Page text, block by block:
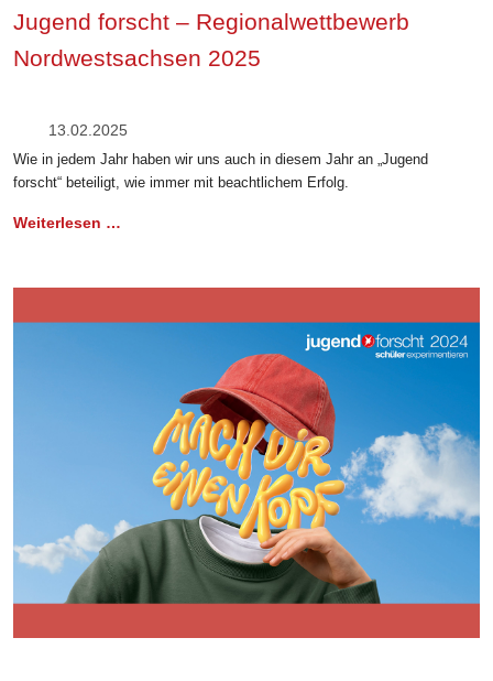
Jugend forscht – Regionalwettbewerb
Nordwestsachsen 2025
13.02.2025
Wie in jedem Jahr haben wir uns auch in diesem Jahr an „Jugend
forscht“ beteiligt, wie immer mit beachtlichem Erfolg.
Weiterlesen …